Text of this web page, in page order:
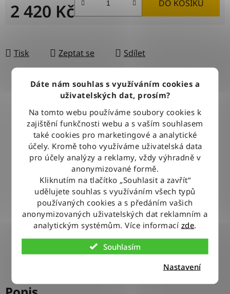
Dáte nám souhlas s využíváním cookies a
uživatelských dat, prosím?
Na tomto webu používáme soubory cookies k
zajištění funkčnosti webu a s vaším souhlasem
také cookies pro marketingové a analytické
účely. Kromě toho využíváme uživatelská data
pro účely analýzy a reklamy, vždy výhradně v
anonymizované formě.
Kliknutím na tlačítko „Souhlasit a zavřít“
udělujete souhlas s využíváním všech typů
používaných cookies a s předáním vašich
anonymizovaných uživatelských dat reklamním a
analytickým systémům. Více informací zde.
Souhlasím
Nastavení
2 420 Kč DO KOŠÍKU
Tisk Zeptat se Sdílet
DOPRAVA ZDARMA
BLESKOVÉ DORUČENÍ
Objednávky odesíláme každý pracovní den do 12:00
100% ZBOŽÍ SKLADEM
Veškeré vystavené zboží leží na našem skladě
VÝMĚNA ZBOŽÍ ZDARMA
Nevyhovující zboží zdarma vyměníme do 14 dnů od jeho